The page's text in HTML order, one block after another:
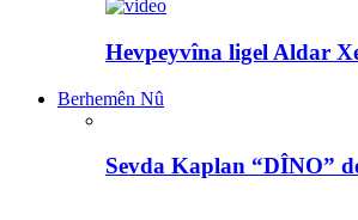
Hevpeyvîna ligel Aldar
Berhemên Nû
Sevda Kaplan “DÎNO”